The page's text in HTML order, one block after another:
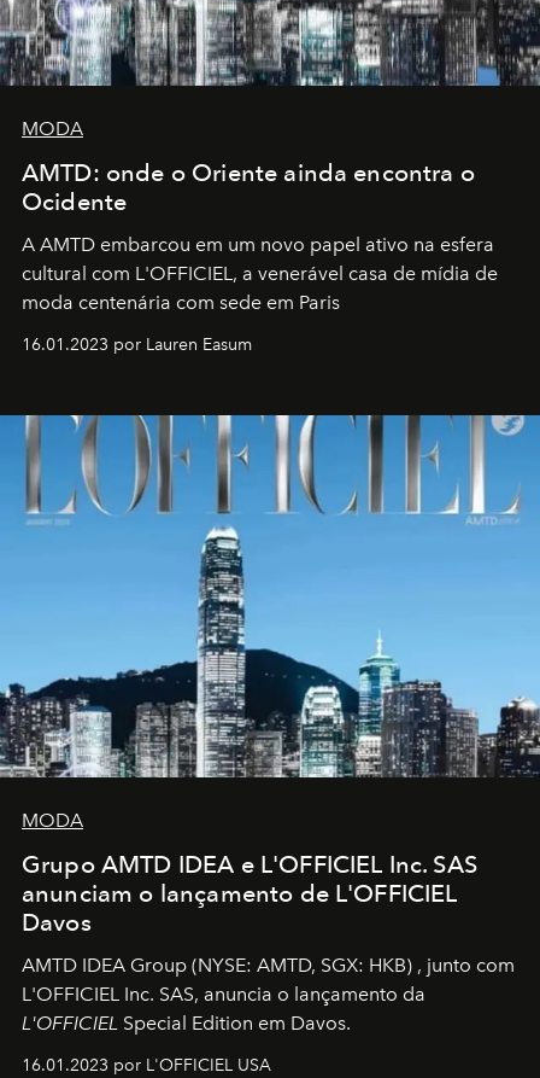
MODA
AMTD: onde o Oriente ainda encontra o
Ocidente
A AMTD embarcou em um novo papel ativo na esfera
cultural com L'OFFICIEL, a venerável casa de mídia de
moda centenária com sede em Paris
16.01.2023 por Lauren Easum
MODA
Grupo AMTD IDEA e L'OFFICIEL Inc. SAS
anunciam o lançamento de L'OFFICIEL
Davos
AMTD IDEA Group (NYSE: AMTD, SGX: HKB) , junto com
L'OFFICIEL Inc. SAS, anuncia o lançamento da
L'OFFICIEL Special Edition em Davos.
16.01.2023 por L'OFFICIEL USA